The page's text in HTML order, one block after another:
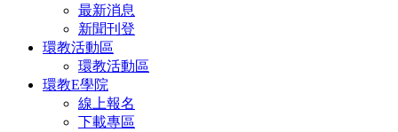
最新消息
新聞刊登
環教活動區
環教活動區
環教E學院
線上報名
下載專區